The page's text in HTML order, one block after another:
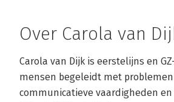
Over Carola van
Carola van Dijk is eerstelijns en
mensen begeleidt met
communicatieve vaardigheden